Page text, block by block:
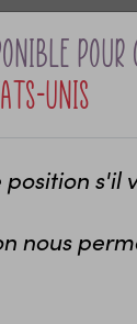
avec
Unis
s'il
nous
box